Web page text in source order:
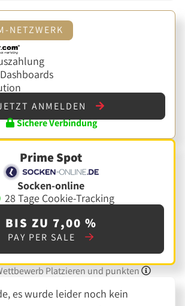
NETZWERK
ANMELDEN
Sichere Verbindung
Prime Spot
Socken-online
28 Tage Cookie-Tracking
BIS ZU 7,00 %
PAY PER SALE
Platzieren und punkten
es wurde leider noch kein